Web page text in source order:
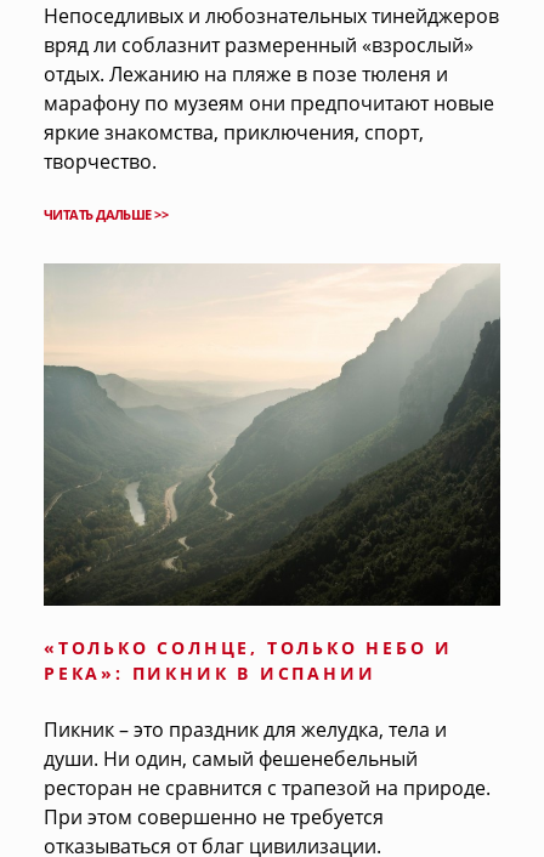
Непоседливых и любознательных тинейджеров
вряд ли соблазнит размеренный «взрослый»
отдых. Лежанию на пляже в позе тюленя и
марафону по музеям они предпочитают новые
яркие знакомства, приключения, спорт,
творчество.
ЧИТАТЬ ДАЛЬШЕ >>
«ТОЛЬКО СОЛНЦЕ, ТОЛЬКО НЕБО И
РЕКА»: ПИКНИК В ИСПАНИИ
Пикник – это праздник для желудка, тела и
души. Ни один, самый фешенебельный
ресторан не сравнится с трапезой на природе.
При этом совершенно не требуется
отказываться от благ цивилизации.